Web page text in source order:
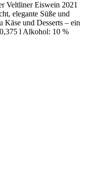
Veltliner Eiswein 2021
elegante Süße und
Käse und Desserts – ein
l Alkohol: 10 %